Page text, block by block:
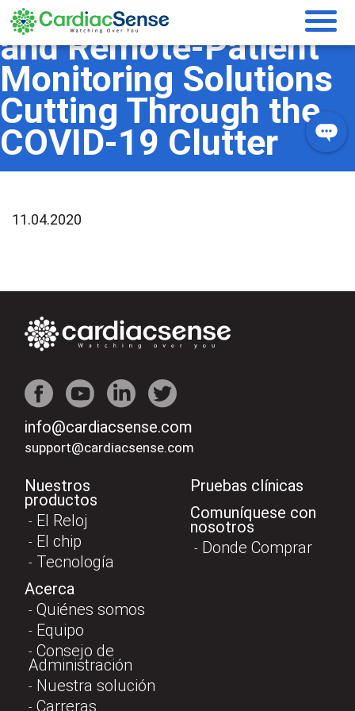
Several Telemedicine
and Remote-Patient
Monitoring Solutions
Cutting Through the
COVID-19 Clutter
11.04.2020
info@cardiacsense.com
support@cardiacsense.com
Nuestros
productos
El Reloj
El chip
Tecnología
Acerca
Quiénes somos
Equipo
Consejo de
Administración
Nuestra solución
Carreras
Pruebas clínicas
Comuníquese con
nosotros
Donde Comprar